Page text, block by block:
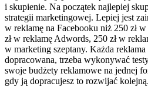
i skupienie. Na początek najlepiej
strategii marketingowej. Lepiej jest
w reklamę na Facebooku niż 250 zł
zł w reklamę Adwords, 250 zł w
w marketing szeptany. Każda
dopracowana, trzeba wykonywać
swoje budżety reklamowe na jednej
gdy ją dopracujesz to rozwijać kolejną.